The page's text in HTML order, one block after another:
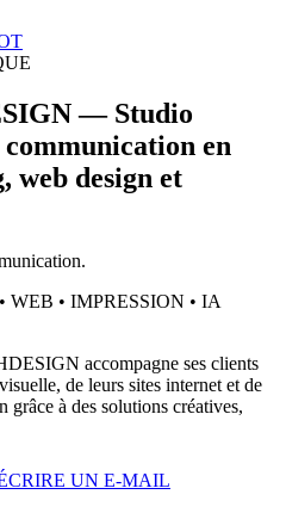
— Studio
en
web design et
• IMPRESSION • IA
accompagne ses clients
de leurs sites internet et de
grâce à des solutions créatives,
UN E-MAIL